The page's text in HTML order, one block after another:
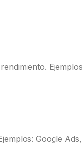
Google